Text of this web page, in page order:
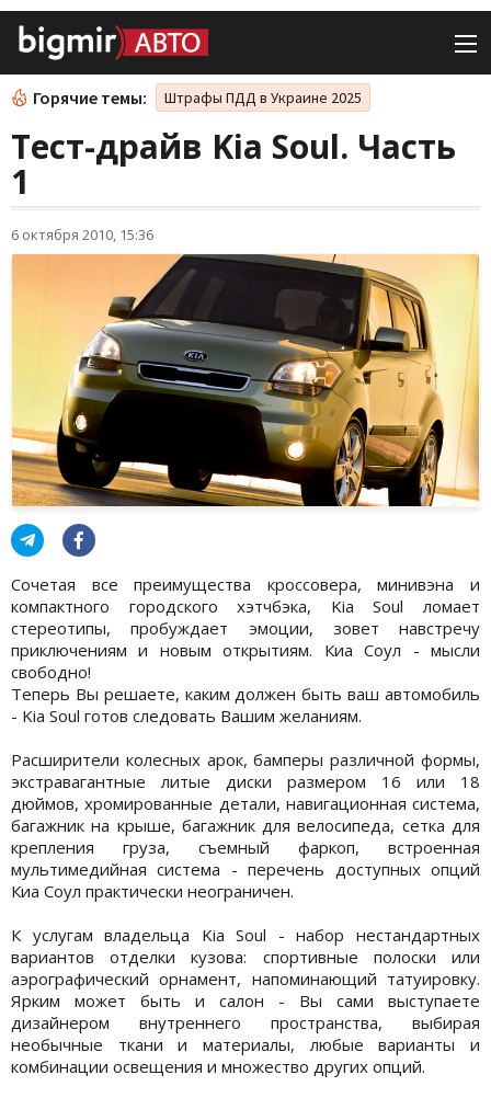
Горячие темы: Штрафы ПДД в Украине 2025
Тест-драйв Kia Soul. Часть
1
6 октября 2010, 15:36
Сочетая все преимущества кроссовера, минивэна и
компактного городского хэтчбэка, Kia Soul ломает
стереотипы, пробуждает эмоции, зовет навстречу
приключениям и новым открытиям. Киа Соул - мысли
свободно!
Теперь Вы решаете, каким должен быть ваш автомобиль
- Kia Soul готов следовать Вашим желаниям.
Расширители колесных арок, бамперы различной формы,
экстравагантные литые диски размером 16 или 18
дюймов, хромированные детали, навигационная система,
багажник на крыше, багажник для велосипеда, сетка для
крепления груза, съемный фаркоп, встроенная
мультимедийная система - перечень доступных опций
Киа Соул практически неограничен.
К услугам владельца Kia Soul - набор нестандартных
вариантов отделки кузова: спортивные полоски или
аэрографический орнамент, напоминающий татуировку.
Ярким может быть и салон - Вы сами выступаете
дизайнером внутреннего пространства, выбирая
необычные ткани и материалы, любые варианты и
комбинации освещения и множество других опций.